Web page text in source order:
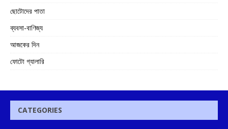
ছোটোদের পাতা
ব্যবসা-বাণিজ্য
আজকের দিন
ফোটো গ্যালারি
CATEGORIES